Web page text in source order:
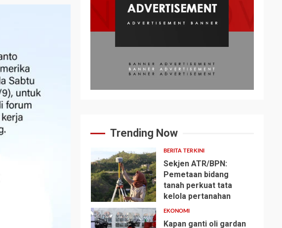
Trending Now
BERITA TERKINI
Sekjen ATR/BPN:
Pemetaan bidang
tanah perkuat tata
kelola pertanahan
EKONOMI
Kapan ganti oli gardan